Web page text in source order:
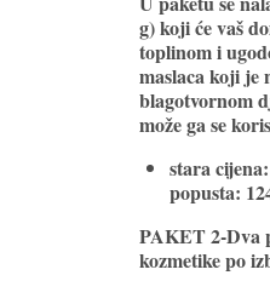
g) koji će vaš
toplinom i
maslaca koji je
blagotvornom
može ga se
stara
popusta:
PAKET 2-Dva
kozmetike po